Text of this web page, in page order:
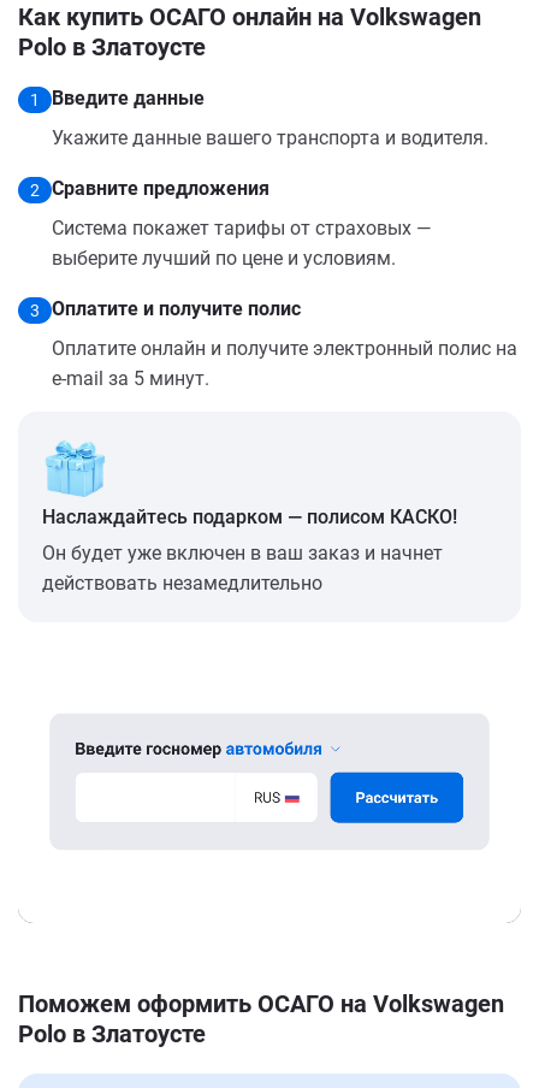
Как купить ОСАГО онлайн на Volkswagen
Polo в Златоусте
1
Введите данные
Укажите данные вашего транспорта и водителя.
2
Сравните предложения
Система покажет тарифы от страховых —
выберите лучший по цене и условиям.
3
Оплатите и получите полис
Оплатите онлайн и получите электронный полис на
e-mail за 5 минут.
Наслаждайтесь подарком — полисом КАСКО!
Он будет уже включен в ваш заказ и начнет
действовать незамедлительно
Поможем оформить ОСАГО на Volkswagen
Polo в Златоусте